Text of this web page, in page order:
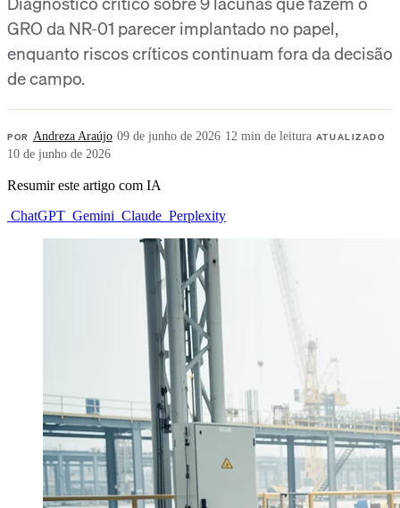
GRO da NR-01 parecer implantado no papel,
enquanto riscos críticos continuam fora da decisão
de campo.
POR Andreza Araújo·09 de junho de 2026· 12 min de leitura·ATUALIZADO
10 de junho de 2026
Resumir este artigo com IA
ChatGPT Gemini Claude Perplexity